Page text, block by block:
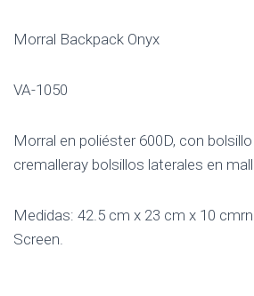
Morral Backpack Onyx
VA-1050
Morral en poliéster 600D, con
cremalleray bolsillos laterales en
Medidas: 42.5 cm x 23 cm x 10
Screen.